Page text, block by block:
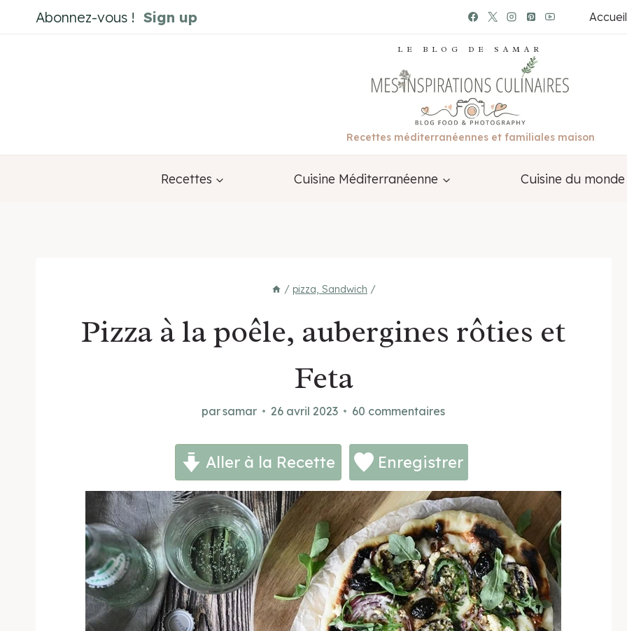
au
Abonnez-vous ! Sign up Accueil
LE BLOG DE SAMAR
Recettes méditerranéennes et familiales maison
Recettes Cuisine Méditerranéenne Cuisine du monde
/ pizza, Sandwich /
Pizza à la poêle, aubergines rôties et
Feta
parsamar 26 avril 2023 60 commentaires
Aller à la Recette Enregistrer